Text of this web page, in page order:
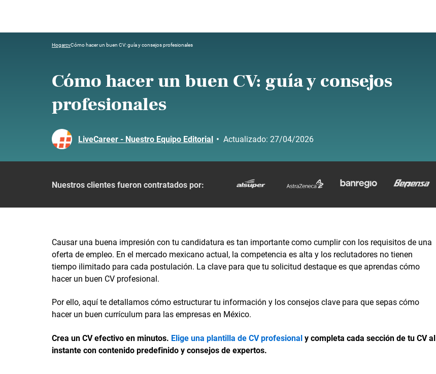
HogarcvCómo hacer un buen CV: guía y consejos profesionales
Cómo hacer un buen CV: guía y consejos
profesionales
LiveCareer - Nuestro Equipo Editorial • Actualizado: 27/04/2026
Nuestros clientes fueron contratados por:
Causar una buena impresión con tu candidatura es tan importante como cumplir con los requisitos de una
oferta de empleo. En el mercado mexicano actual, la competencia es alta y los reclutadores no tienen
tiempo ilimitado para cada postulación. La clave para que tu solicitud destaque es que aprendas cómo
hacer un buen CV profesional.
Por ello, aquí te detallamos cómo estructurar tu información y los consejos clave para que sepas cómo
hacer un buen currículum para las empresas en México.
Crea un CV efectivo en minutos. Elige una plantilla de CV profesionaly completa cada sección de tu CV al
instante con contenido predefinido y consejos de expertos.